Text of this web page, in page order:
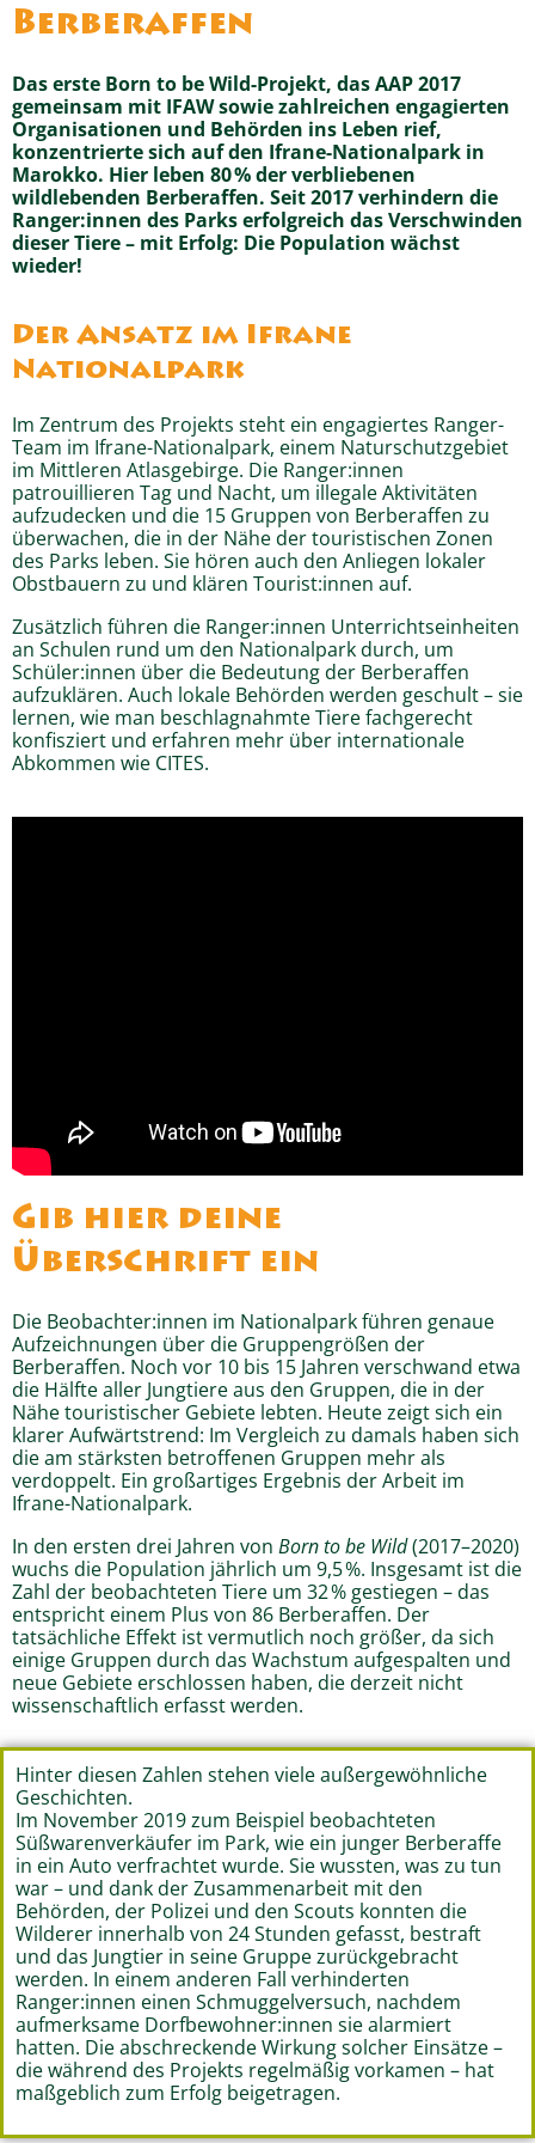
Berberaffen
Das erste Born to be Wild-Projekt, das AAP 2017
gemeinsam mit IFAW sowie zahlreichen engagierten
Organisationen und Behörden ins Leben rief,
konzentrierte sich auf den Ifrane-Nationalpark in
Marokko. Hier leben 80 % der verbliebenen
wildlebenden Berberaffen. Seit 2017 verhindern die
Ranger:innen des Parks erfolgreich das Verschwinden
dieser Tiere – mit Erfolg: Die Population wächst
wieder!
Der Ansatz im Ifrane
Nationalpark
Im Zentrum des Projekts steht ein engagiertes Ranger-
Team im Ifrane-Nationalpark, einem Naturschutzgebiet
im Mittleren Atlasgebirge. Die Ranger:innen
patrouillieren Tag und Nacht, um illegale Aktivitäten
aufzudecken und die 15 Gruppen von Berberaffen zu
überwachen, die in der Nähe der touristischen Zonen
des Parks leben. Sie hören auch den Anliegen lokaler
Obstbauern zu und klären Tourist:innen auf.
Zusätzlich führen die Ranger:innen Unterrichtseinheiten
an Schulen rund um den Nationalpark durch, um
Schüler:innen über die Bedeutung der Berberaffen
aufzuklären. Auch lokale Behörden werden geschult – sie
lernen, wie man beschlagnahmte Tiere fachgerecht
konfisziert und erfahren mehr über internationale
Abkommen wie CITES.
Gib hier deine
Überschrift ein
Die Beobachter:innen im Nationalpark führen genaue
Aufzeichnungen über die Gruppengrößen der
Berberaffen. Noch vor 10 bis 15 Jahren verschwand etwa
die Hälfte aller Jungtiere aus den Gruppen, die in der
Nähe touristischer Gebiete lebten. Heute zeigt sich ein
klarer Aufwärtstrend: Im Vergleich zu damals haben sich
die am stärksten betroffenen Gruppen mehr als
verdoppelt. Ein großartiges Ergebnis der Arbeit im
Ifrane-Nationalpark.
In den ersten drei Jahren von Born to be Wild(2017–2020)
wuchs die Population jährlich um 9,5 %. Insgesamt ist die
Zahl der beobachteten Tiere um 32 % gestiegen – das
entspricht einem Plus von 86 Berberaffen. Der
tatsächliche Effekt ist vermutlich noch größer, da sich
einige Gruppen durch das Wachstum aufgespalten und
neue Gebiete erschlossen haben, die derzeit nicht
wissenschaftlich erfasst werden.
Hinter diesen Zahlen stehen viele außergewöhnliche
Geschichten.
Im November 2019 zum Beispiel beobachteten
Süßwarenverkäufer im Park, wie ein junger Berberaffe
in ein Auto verfrachtet wurde. Sie wussten, was zu tun
war – und dank der Zusammenarbeit mit den
Behörden, der Polizei und den Scouts konnten die
Wilderer innerhalb von 24 Stunden gefasst, bestraft
und das Jungtier in seine Gruppe zurückgebracht
werden. In einem anderen Fall verhinderten
Ranger:innen einen Schmuggelversuch, nachdem
aufmerksame Dorfbewohner:innen sie alarmiert
hatten. Die abschreckende Wirkung solcher Einsätze –
die während des Projekts regelmäßig vorkamen – hat
maßgeblich zum Erfolg beigetragen.